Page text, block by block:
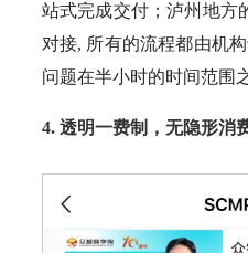
站式完成交付；泸州地方
对接, 所有的流程都由机
问题在半小时的时间范围
4. 透明一费制，无隐形消